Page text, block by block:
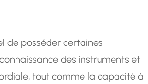
de posséder certaines
des instruments et
tout comme la capacité à